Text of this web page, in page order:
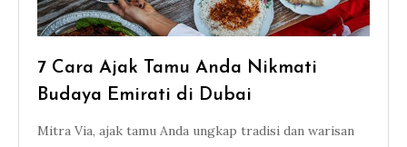
7 Cara Ajak Tamu Anda Nikmati
Budaya Emirati di Dubai
Mitra Via, ajak tamu Anda ungkap tradisi dan warisan